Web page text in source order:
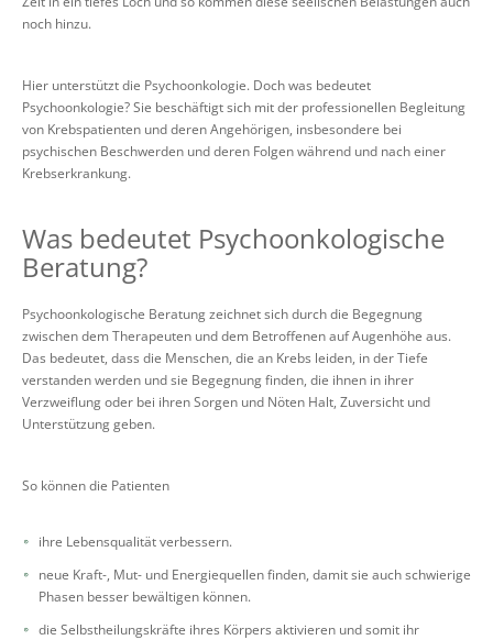
noch hinzu.
Hier unterstützt die Psychoonkologie. Doch was bedeutet
Psychoonkologie? Sie beschäftigt sich mit der professionellen Begleitung
von Krebspatienten und deren Angehörigen, insbesondere bei
psychischen Beschwerden und deren Folgen während und nach einer
Krebserkrankung.
Was bedeutet Psychoonkologische
Beratung?
Psychoonkologische Beratung zeichnet sich durch die Begegnung
zwischen dem Therapeuten und dem Betroffenen auf Augenhöhe aus.
Das bedeutet, dass die Menschen, die an Krebs leiden, in der Tiefe
verstanden werden und sie Begegnung finden, die ihnen in ihrer
Verzweiflung oder bei ihren Sorgen und Nöten Halt, Zuversicht und
Unterstützung geben.
So können die Patienten
ihre Lebensqualität verbessern.
neue Kraft-, Mut- und Energiequellen finden, damit sie auch schwierige
Phasen besser bewältigen können.
die Selbstheilungskräfte ihres Körpers aktivieren und somit ihr